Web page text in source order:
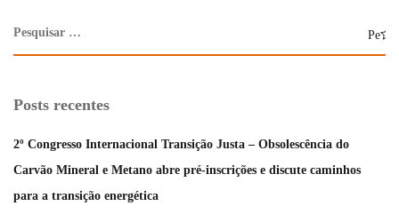
Posts recentes
2º Congresso Internacional Transição Justa – Obsolescência do
Carvão Mineral e Metano abre pré-inscrições e discute caminhos
para a transição energética